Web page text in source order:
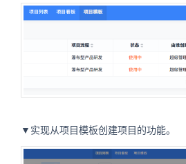
▼实现从项目模板创建项目的功能。